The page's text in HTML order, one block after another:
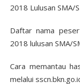
2018 Lulusan SMA/
Daftar nama
2018 lulusan SMA/
Cara memantau
melalui